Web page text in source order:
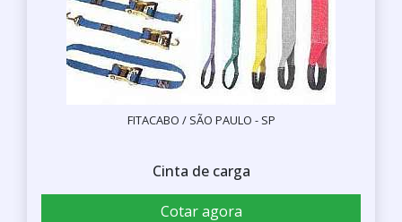
FITACABO / SÃO PAULO - SP
Cinta de carga
Cotar agora